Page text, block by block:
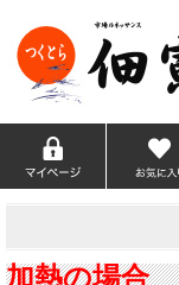
加熱の場合